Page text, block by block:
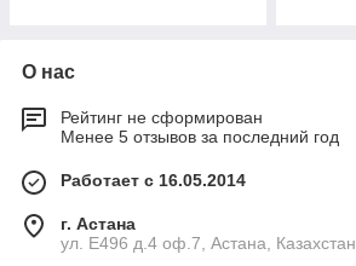
О нас
Рейтинг не сформирован
Менее 5 отзывов за последний год
Работает с 16.05.2014
г. Астана
ул. Е496 д.4 оф.7, Астана, Казахстан